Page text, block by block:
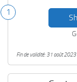
1
Fin de validité: 31 août 2023